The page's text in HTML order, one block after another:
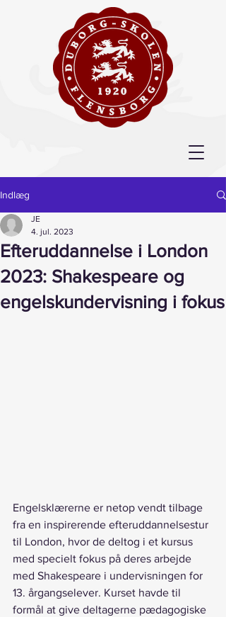
Indlæg
Efteruddannelse i London
2023: Shakespeare og
engelskundervisning i fokus
JE
4. jul. 2023
Engelsklærerne er netop vendt tilbage
fra en inspirerende efteruddannelsestur
til London, hvor de deltog i et kursus
med specielt fokus på deres arbejde
med Shakespeare i undervisningen for
13. årgangselever. Kurset havde til
formål at give deltagerne pædagogiske